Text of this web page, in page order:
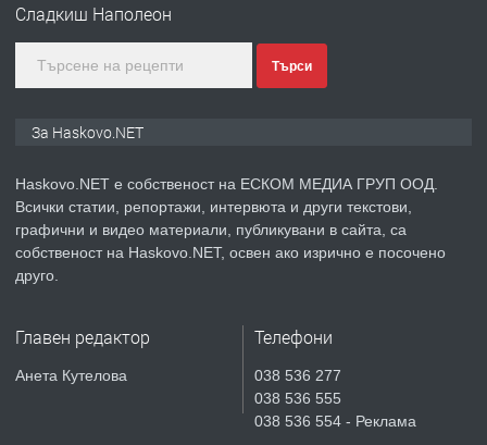
КУБА
преди 5 дни
ПРЕДЛАГА СГЛОБЯВАНЕ НА МЕБЕЛИ.
№4119 Едностаен обзаведен
Сладкиш Наполеон
Търси
За Haskovo.NET
Haskovo.NET е собственост на ЕСКОМ МЕДИА ГРУП ООД.
Всички статии, репортажи, интервюта и други текстови,
графични и видео материали, публикувани в сайта, са
собственост на Haskovo.NET, освен ако изрично е посочено
друго.
Главен редактор
Анета Кутелова
Телефони
038 536 277
038 536 555
038 536 554 - Реклама